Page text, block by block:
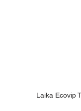
Laika Ecovip